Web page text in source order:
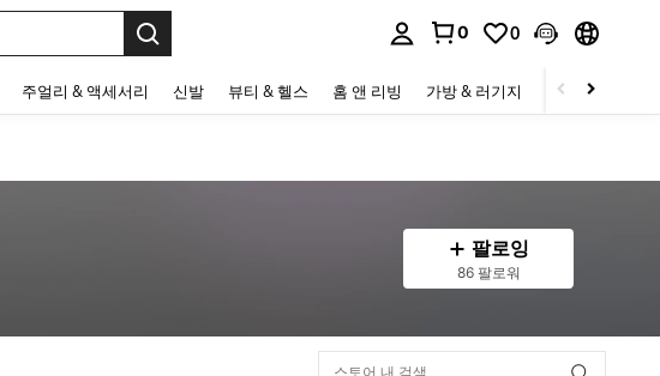
0 0
주얼리 & 액세서리 신발 뷰티 & 헬스 홈 앤 리빙 가방 & 러기지 스포츠 & 아웃
팔로잉
86 팔로워